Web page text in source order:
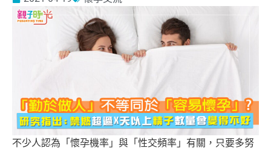
不少人認為「懷孕機率」與「性交頻率」有關，只要多努